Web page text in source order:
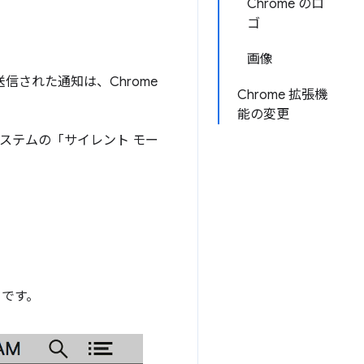
Chrome のロ
ゴ
画像
Chrome 拡張機
能の変更
された通知は、Chrome
テムの「サイレント モー
す。